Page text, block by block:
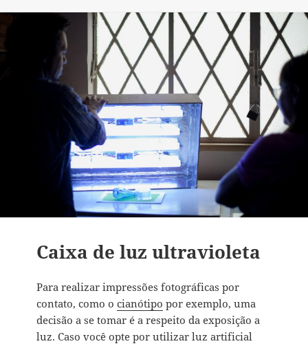
Caixa de luz ultravioleta
Para realizar impressões fotográficas por
contato, como ocianótipo por exemplo, uma
decisão a se tomar é a respeito da exposição a
luz. Caso você opte por utilizar luz artificial